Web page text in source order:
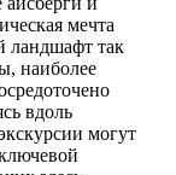
мечта
ландшафт так
наиболее
вдоль
могут